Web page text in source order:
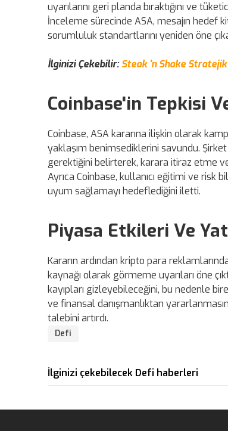
uyarılarını geri planda bıraktığını ve
İnceleme sürecinde ASA, mesajın hedef
sorumluluk standartlarını yeniden öne
İlginizi Çekebilir:Steak 'n Shake
Coinbase'in Tepkisi
Coinbase, ASA kararına ilişkin olarak
yaklaşım benimsediklerini savundu.
gerektiğini belirterek, karara itiraz etme
Ayrıca Coinbase, kullanıcı eğitimi ve
uyum sağlamayı hedeflediğini iletti.
Piyasa Etkileri Ve
Kararın ardından kripto para
kaynağı olarak görmeme uyarıları öne
kayıpları gizleyebileceğini, bu nedenle
ve finansal danışmanlıktan
talebini artırdı.
Defi
İlginizi çekebilecek Defi haberleri